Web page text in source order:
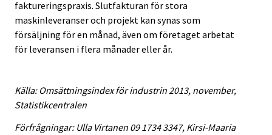
faktureringspraxis. Slutfakturan för stora
maskinleveranser och projekt kan synas som
försäljning för en månad, även om företaget arbetat
för leveransen i flera månader eller år.
Källa: Omsättningsindex för industrin 2013, november,
Statistikcentralen
Förfrågningar: Ulla Virtanen 09 1734 3347, Kirsi-Maaria